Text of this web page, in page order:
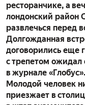
ресторанчике, а
лондонский район
развлечься перед
Долгожданная
договорились еще
с трепетом ожидал
в журнале
Молодой человек
приезжает в